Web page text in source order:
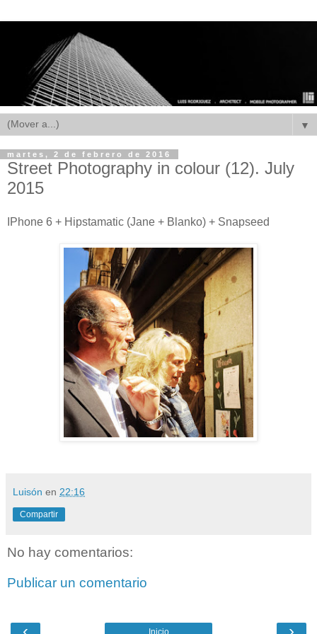
▼
martes, 2 de febrero de 2016
Street Photography in colour (12). July
2015
IPhone 6 + Hipstamatic (Jane + Blanko) + Snapseed
Luisón en 22:16
Compartir
No hay comentarios:
Publicar un comentario
Inicio